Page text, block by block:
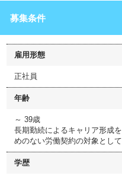
募集条件
雇用形態
正社員
年齢
～ 39歳
長期勤続によるキャリア形成
めのない労働契約の対象とし
学歴